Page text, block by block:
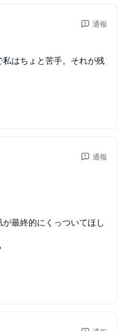
通報
はちょと苦手。それが残
通報
最終的にくっついてほし